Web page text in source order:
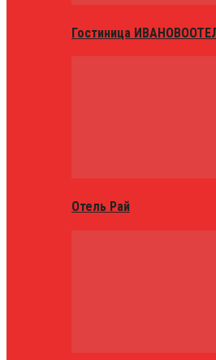
Гостиница
Отель Рай